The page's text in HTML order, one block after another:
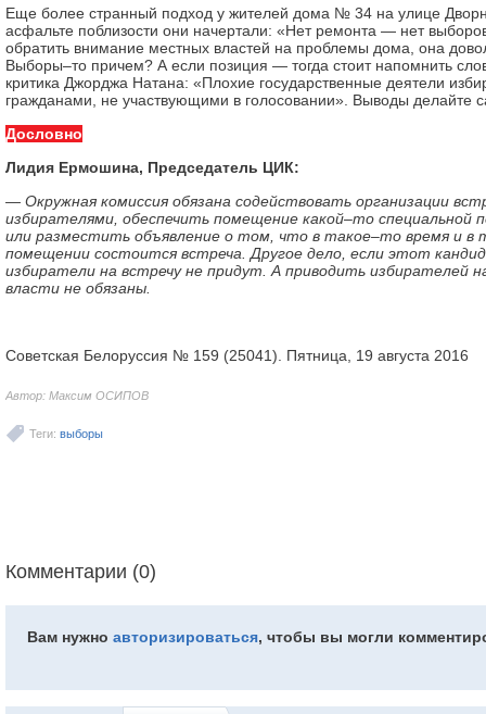
Еще более странный подход у жителей дома № 34 на улице
асфальте поблизости они начертали: «Нет ремонта — нет
обратить внимание местных властей на проблемы дома, она
Выборы–то причем? А если позиция — тогда стоит напомнить
критика Джорджа Натана: «Плохие государственные деятели
гражданами, не участвующими в голосовании». Выводы делайте
Дословно
Лидия Ермошина, Председатель ЦИК:
— Окружная комиссия обязана содействовать организации
избирателями, обеспечить помещение какой–то специальной
или разместить объявление о том, что в такое–то время и в
помещении состоится встреча. Другое дело, если этот
избиратели на встречу не придут. А приводить избирателей
власти не обязаны.
Советская Белоруссия № 159 (25041). Пятница, 19 августа 2016
Автор: Максим ОСИПОВ
Теги: выборы
Комментарии (0)
Вам нужно авторизироваться, чтобы вы могли